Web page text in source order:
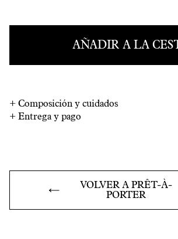
AÑADIR A LA
+ Composición y cuidados
+ Entrega y pago
VOLVER A PRÊT-À-
PORTER